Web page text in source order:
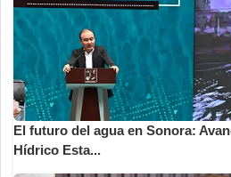
El futuro del agua en Sonora:
Hídrico Esta...